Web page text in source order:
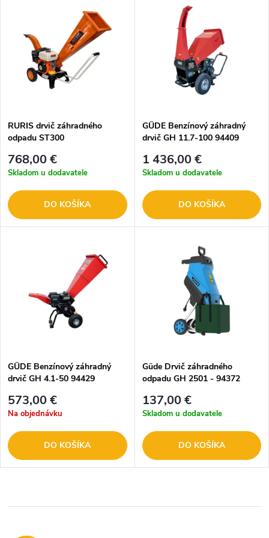
RURIS drvič záhradného
odpadu ST300
768,00 €
Skladom u dodavatele
DO KOŠÍKA
GÜDE Benzínový záhradný
drvič GH 11.7-100 94409
1 436,00 €
Skladom u dodavatele
DO KOŠÍKA
GÜDE Benzínový záhradný
drvič GH 4.1-50 94429
573,00 €
Na objednávku
DO KOŠÍKA
Güde Drvič záhradného
odpadu GH 2501 - 94372
137,00 €
Skladom u dodavatele
DO KOŠÍKA